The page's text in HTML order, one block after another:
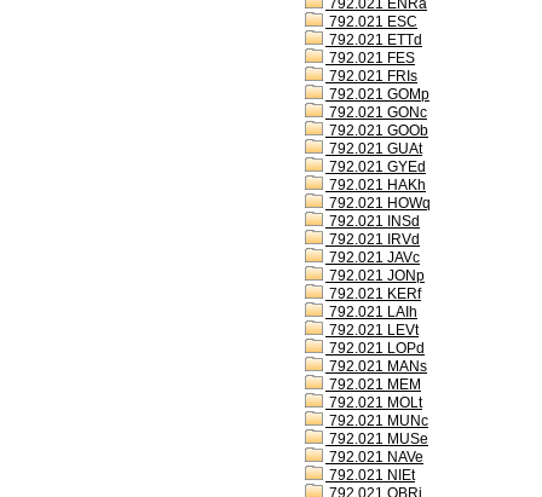
792.021 ENRa
792.021 ESC
792.021 ETTd
792.021 FES
792.021 FRIs
792.021 GOMp
792.021 GONc
792.021 GOOb
792.021 GUAt
792.021 GYEd
792.021 HAKh
792.021 HOWq
792.021 INSd
792.021 IRVd
792.021 JAVc
792.021 JONp
792.021 KERf
792.021 LAIh
792.021 LEVt
792.021 LOPd
792.021 MANs
792.021 MEM
792.021 MOLt
792.021 MUNc
792.021 MUSe
792.021 NAVe
792.021 NIEt
792.021 OBRi